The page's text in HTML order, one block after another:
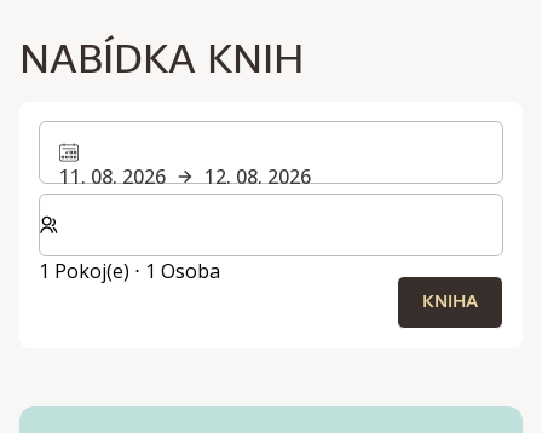
NABÍDKA KNIH
11. 08. 2026
12. 08. 2026
Zvolte počet pokojů a hostů pro svůj pobyt
1 Pokoj(e) ⋅ 1 Osoba
KNIHA